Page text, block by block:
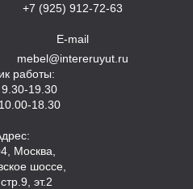
+7 (925) 912-72-63
E-mail
mebel@intereruyut.ru
работы:
19.30
18.30
Москва,
шоссе,
эт.2